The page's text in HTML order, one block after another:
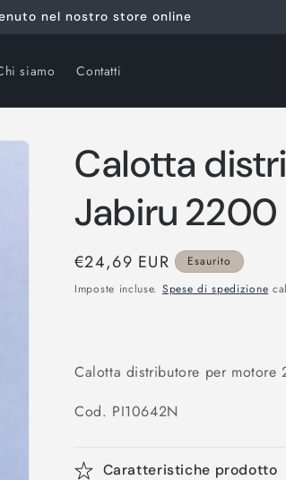
nel nostro store online
siamo Contatti
Calotta
Jabiru 2200
Prezzo
di
€24,69 EUR
Esaurito
Imposte incluse. Spese di spedizione
Calotta distributore per
Cod. PI10642N
Caratteristiche prodotto